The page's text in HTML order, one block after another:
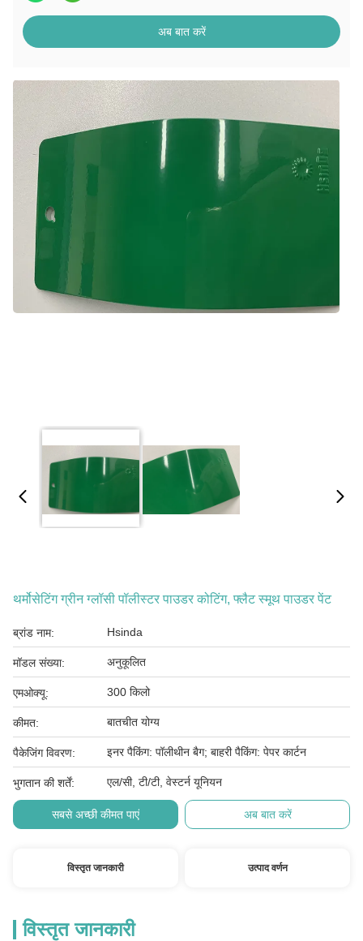
अब बात करें
थर्मोसेटिंग ग्रीन ग्लॉसी पॉलीस्टर पाउडर कोटिंग, फ्लैट स्मूथ पाउडर पेंट
ब्रांड नाम: Hsinda
मॉडल संख्या: अनुकूलित
एमओक्यू: 300 किलो
कीमत: बातचीत योग्य
पैकेजिंग विवरण: इनर पैकिंग: पॉलीथीन बैग; बाहरी पैकिंग: पेपर कार्टन
भुगतान की शर्तें: एल/सी, टी/टी, वेस्टर्न यूनियन
सबसे अच्छी कीमत पाएं अब बात करें
विस्तृत जानकारी उत्पाद वर्णन
विस्तृत जानकारी